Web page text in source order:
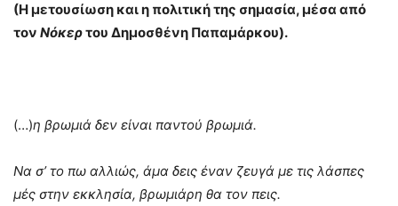
(Hμετουσίωση και η πολιτική της σημασία, μέσα από
τον Νόκερτου Δημοσθένη Παπαμάρκου).
(…)η βρωμιά δεν είναι παντού βρωμιά.
Να σ’ το πω αλλιώς, άμα δεις έναν ζευγά με τις λάσπες
μές στην εκκλησία, βρωμιάρη θα τον πεις.